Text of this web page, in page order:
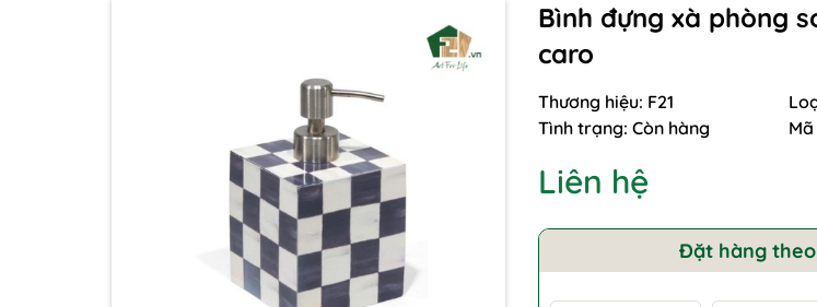
Bình đựng xà phòng
caro
Thương hiệu: F21
Tình trạng: Còn hàng
Liên hệ
Đặt hàng